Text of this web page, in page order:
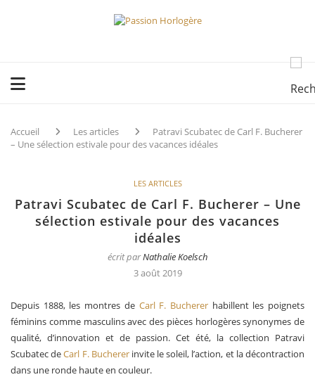
Accueil Les articles
Patravi Scubatec de Carl F. Bucherer
– Une sélection estivale pour des vacances idéales
LES ARTICLES
Patravi Scubatec de Carl F. Bucherer – Une
sélection estivale pour des vacances
idéales
écrit parNathalie Koelsch
3 août 2019
Depuis 1888, les montres de Carl F. Buchererhabillent les poignets
féminins comme masculins avec des pièces horlogères synonymes de
qualité, d’innovation et de passion. Cet été, la collection Patravi
Scubatec deCarl F. Buchererinvite le soleil, l’action, et la décontraction
dans une ronde haute en couleur.